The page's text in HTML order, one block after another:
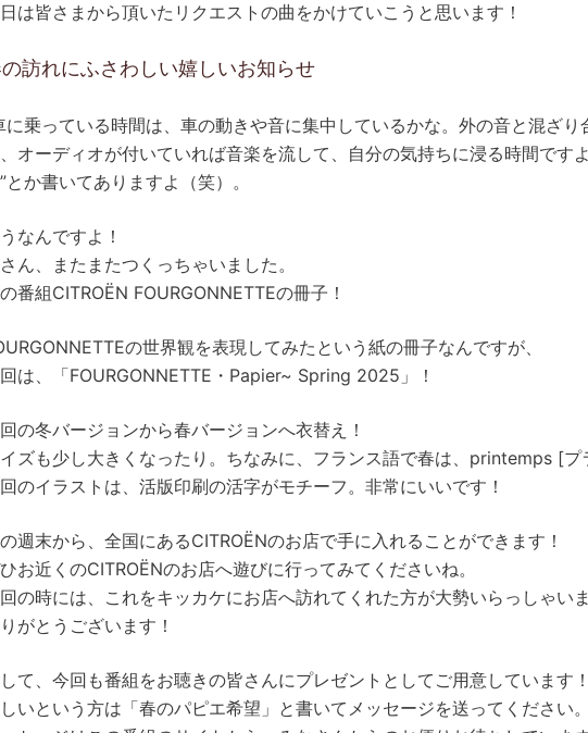
は皆さまから頂いたリクエストの曲をかけていこうと思います！
訪れにふさわしい嬉しいお知らせ
に乗っている時間は、車の動きや音に集中しているかな。外の音と混ざ
オーディオが付いていれば音楽を流して、自分の気持ちに浸る時間です
とか書いてありますよ（笑）。
なんですよ！
ん、またまたつくっちゃいました。
番組CITROËN FOURGONNETTEの冊子！
の世界観を表現してみたという紙の冊子なんですが、
は、「FOURGONNETTE・Papier~ Spring 2025」！
の冬バージョンから春バージョンへ衣替え！
ズも少し大きくなったり。ちなみに、フランス語で春は、printemps [プ
のイラストは、活版印刷の活字がモチーフ。非常にいいです！
週末から、全国にあるCITROËNのお店で手に入れることができます！
お近くのCITROËNのお店へ遊びに行ってみてくださいね。
の時には、これをキッカケにお店へ訪れてくれた方が大勢いらっしゃいま
がとうございます！
て、今回も番組をお聴きの皆さんにプレゼントとしてご用意しています！
いという方は「春のパピエ希望」と書いてメッセージを送ってください。